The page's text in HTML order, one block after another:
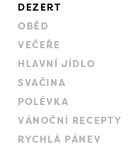
DEZERT
OBĚD
VEČEŘE
HLAVNÍ JÍDLO
SVAČINA
POLÉVKA
VÁNOČNÍ RECEPTY
RYCHLÁ PÁNEV